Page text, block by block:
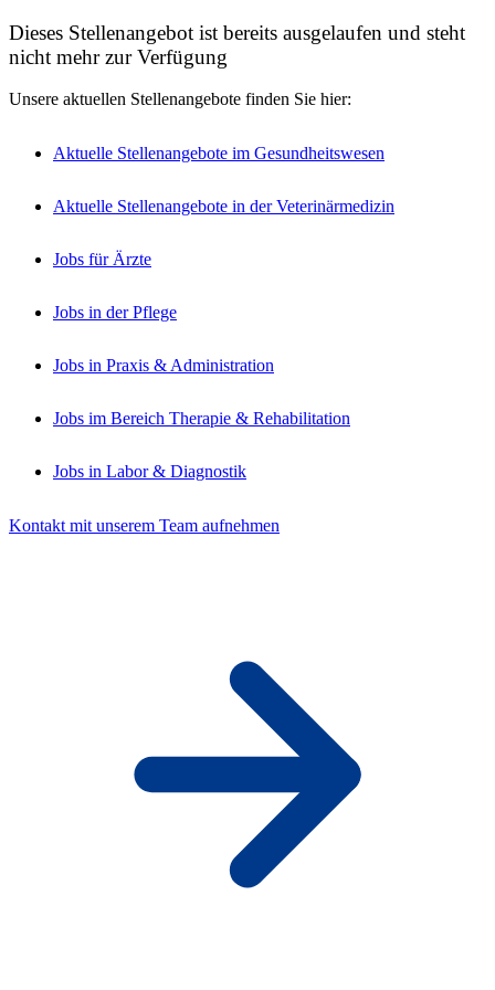
Dieses Stellenangebot ist bereits ausgelaufen und steht
nicht mehr zur Verfügung
Unsere aktuellen Stellenangebote finden Sie hier:
Aktuelle Stellenangebote im Gesundheitswesen
Aktuelle Stellenangebote in der Veterinärmedizin
Jobs für Ärzte
Jobs in der Pflege
Jobs in Praxis & Administration
Jobs im Bereich Therapie & Rehabilitation
Jobs in Labor & Diagnostik
Kontakt mit unserem Team aufnehmen